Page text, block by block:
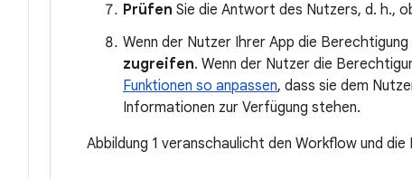
Prüfen Sie die Antwort des Nutzers, d. h.,
Wenn der Nutzer Ihrer App die
zugreifen. Wenn der Nutzer die
Funktionen so anpassen, dass sie dem
Informationen zur Verfügung stehen.
Abbildung 1 veranschaulicht den Workflow und